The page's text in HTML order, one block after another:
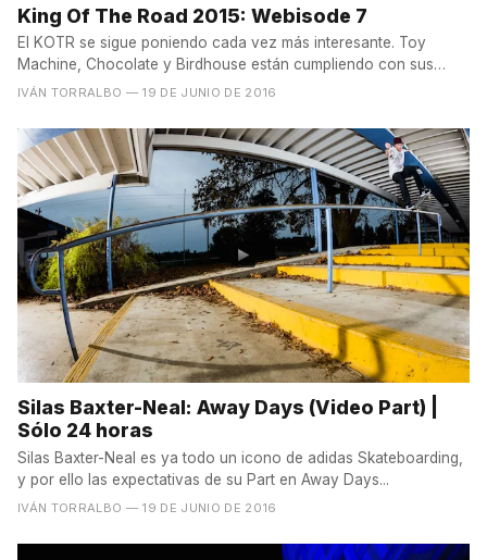
King Of The Road 2015: Webisode 7
El KOTR se sigue poniendo cada vez más interesante. Toy
Machine, Chocolate y Birdhouse están cumpliendo con sus
deberes...
IVÁN TORRALBO — 19 DE JUNIO DE 2016
Silas Baxter-Neal: Away Days (Video Part) |
Sólo 24 horas
Silas Baxter-Neal es ya todo un icono de adidas Skateboarding,
y por ello las expectativas de su Part en Away Days...
IVÁN TORRALBO — 19 DE JUNIO DE 2016